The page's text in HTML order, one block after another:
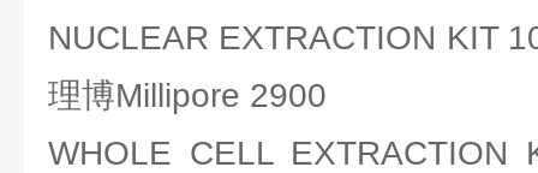
NUCLEAR EXTRACTION KIT
理博Millipore 2900
WHOLE CELL EXTRACTION